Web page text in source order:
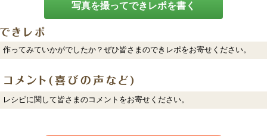
写真を撮ってできレポを書く
作ってみていかがでしたか？ぜひ皆さまのできレポをお寄せください。
レシピに関して皆さまのコメントをお寄せください。